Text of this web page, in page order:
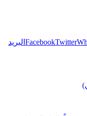
FacebookTwitter
البريد